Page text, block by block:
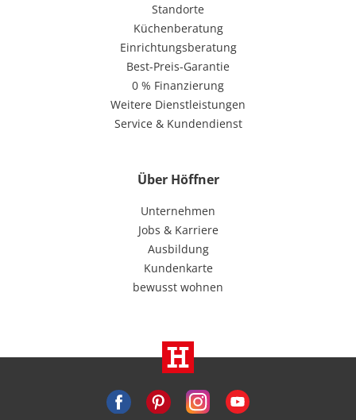
Standorte
Küchenberatung
Einrichtungsberatung
Best-Preis-Garantie
0 % Finanzierung
Weitere Dienstleistungen
Service & Kundendienst
Über Höffner
Unternehmen
Jobs & Karriere
Ausbildung
Kundenkarte
bewusst wohnen